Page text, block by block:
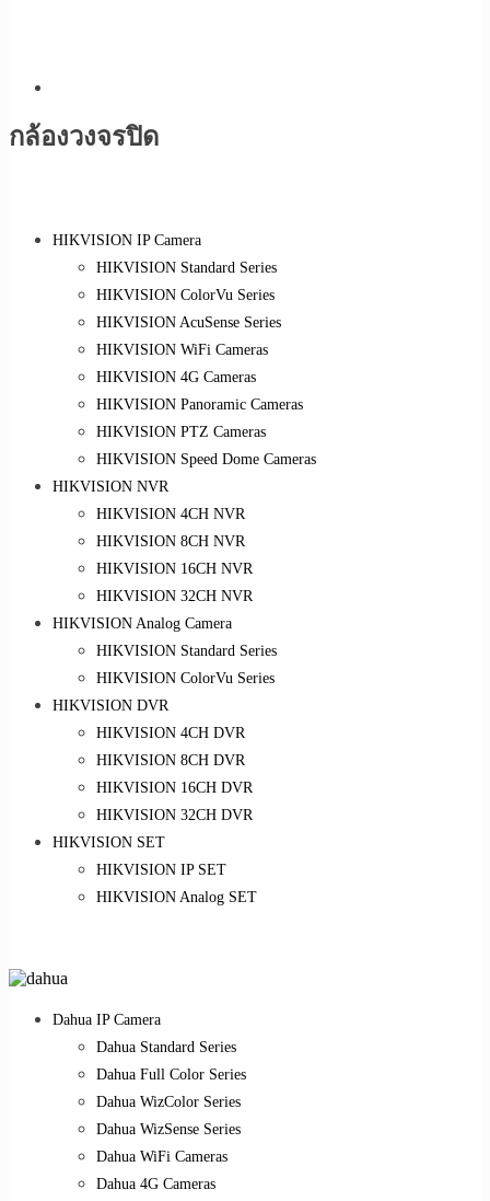
กล้องวงจรปิด
HIKVISION IP Camera
HIKVISION Standard Series
HIKVISION ColorVu Series
HIKVISION AcuSense Series
HIKVISION WiFi Cameras
HIKVISION 4G Cameras
HIKVISION Panoramic Cameras
HIKVISION PTZ Cameras
HIKVISION Speed Dome Cameras
HIKVISION NVR
HIKVISION 4CH NVR
HIKVISION 8CH NVR
HIKVISION 16CH NVR
HIKVISION 32CH NVR
HIKVISION Analog Camera
HIKVISION Standard Series
HIKVISION ColorVu Series
HIKVISION DVR
HIKVISION 4CH DVR
HIKVISION 8CH DVR
HIKVISION 16CH DVR
HIKVISION 32CH DVR
HIKVISION SET
HIKVISION IP SET
HIKVISION Analog SET
Dahua IP Camera
Dahua Standard Series
Dahua Full Color Series
Dahua WizColor Series
Dahua WizSense Series
Dahua WiFi Cameras
Dahua 4G Cameras